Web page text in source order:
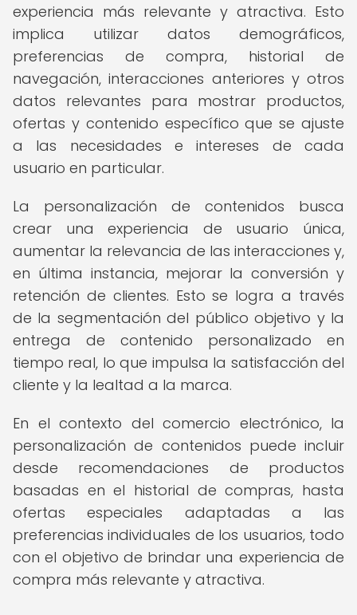
experiencia más relevante y atractiva. Esto
implica utilizar datos demográficos,
preferencias de compra, historial de
navegación, interacciones anteriores y otros
datos relevantes para mostrar productos,
ofertas y contenido específico que se ajuste
a las necesidades e intereses de cada
usuario en particular.
La personalización de contenidos busca
crear una experiencia de usuario única,
aumentar la relevancia de las interacciones y,
en última instancia, mejorar la conversión y
retención de clientes. Esto se logra a través
de la segmentación del público objetivo y la
entrega de contenido personalizado en
tiempo real, lo que impulsa la satisfacción del
cliente y la lealtad a la marca.
En el contexto del comercio electrónico, la
personalización de contenidos puede incluir
desde recomendaciones de productos
basadas en el historial de compras, hasta
ofertas especiales adaptadas a las
preferencias individuales de los usuarios, todo
con el objetivo de brindar una experiencia de
compra más relevante y atractiva.